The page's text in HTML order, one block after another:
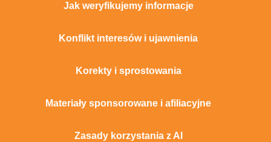
Jak weryfikujemy informacje
Konflikt interesów i ujawnienia
Korekty i sprostowania
Materiały sponsorowane i afiliacyjne
Zasady korzystania z AI